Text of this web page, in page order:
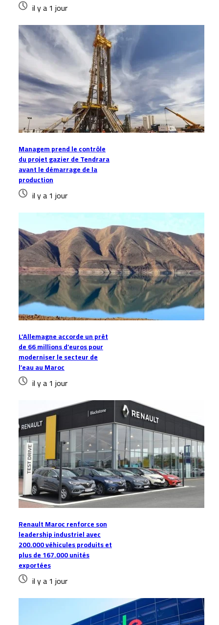
il y a 1 jour
Managem prend le contrôle
du projet gazier de Tendrara
avant le démarrage de la
production
il y a 1 jour
L’Allemagne accorde un prêt
de 66 millions d’euros pour
moderniser le secteur de
l’eau au Maroc
il y a 1 jour
Renault Maroc renforce son
leadership industriel avec
200.000 véhicules produits et
plus de 167.000 unités
exportées
il y a 1 jour